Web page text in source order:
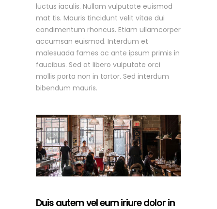
luctus iaculis. Nullam vulputate euismod
mat tis. Mauris tincidunt velit vitae dui
condimentum rhoncus. Etiam ullamcorper
accumsan euismod. Interdum et
malesuada fames ac ante ipsum primis in
faucibus. Sed at libero vulputate orci
mollis porta non in tortor. Sed interdum
bibendum mauris.
Duis autem vel eum iriure dolor in